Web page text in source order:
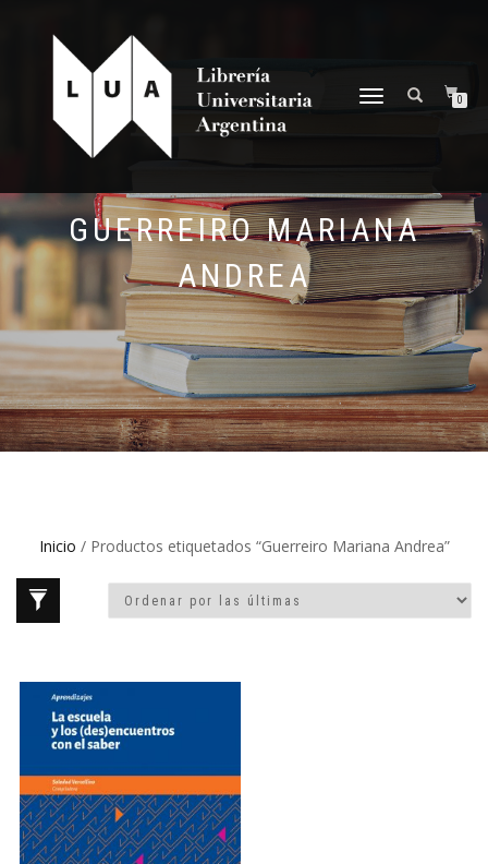
NAVEGACIÓN
0
GUERREIRO MARIANA
ANDREA
Inicio / Productos etiquetados “Guerreiro Mariana Andrea”